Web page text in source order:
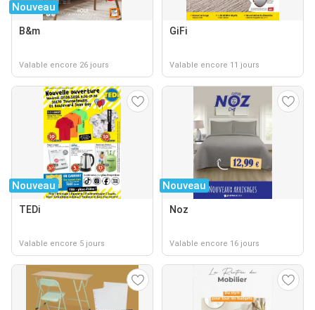
Nouveau
B&m
Valable encore 26 jours
GiFi
Valable encore 11 jours
Nouveau
TEDi
Valable encore 5 jours
Nouveau
Noz
Valable encore 16 jours